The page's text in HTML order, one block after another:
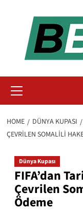
Menu
HOME DÜNYA KUPASI
ÇEVRILEN SOMALILI
Dünya Kupası
FIFA’dan
Çevrilen
Ödeme